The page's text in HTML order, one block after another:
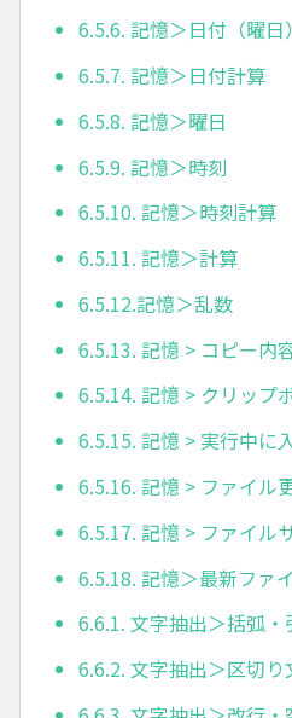
6.5.6. 記憶＞日付（曜日）
6.5.7. 記憶＞日付計算
6.5.8. 記憶＞曜日
6.5.9. 記憶＞時刻
6.5.10. 記憶＞時刻計算
6.5.11. 記憶＞計算
6.5.12.記憶＞乱数
6.5.13. 記憶 > コピー内
6.5.14. 記憶 > クリップ
6.5.15. 記憶 > 実行中に
6.5.16. 記憶 > ファイル
6.5.17. 記憶 > ファイル
6.5.18. 記憶＞最新ファ
6.6.1. 文字抽出＞括弧・
6.6.2. 文字抽出＞区切り